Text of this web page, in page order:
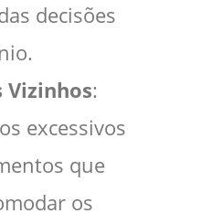
decisões
Vizinhos:
excessivos
que
os